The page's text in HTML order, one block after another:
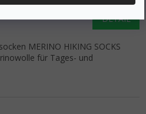
DETAIL
MERINO HIKING SOCKS
für Tages- und